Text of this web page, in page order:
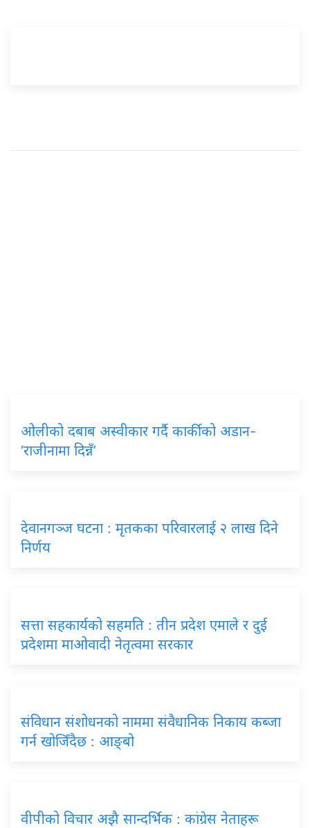
ओलीको दबाब अस्वीकार गर्दै कार्कीको अडान-
‘राजीनामा दिन्नँ’
देवानगञ्ज घटना : मृतकका परिवारलाई २ लाख दिने
निर्णय
सत्ता सहकार्यको सहमति : तीन प्रदेश एमाले र दुई
प्रदेशमा माओवादी नेतृत्वमा सरकार
संविधान संशोधनको नाममा संवैधानिक निकाय कब्जा
गर्न खोजिँदैछ : आङ्बो
वीपीको विचार अझै सान्दर्भिक : कांग्रेस नेताहरू